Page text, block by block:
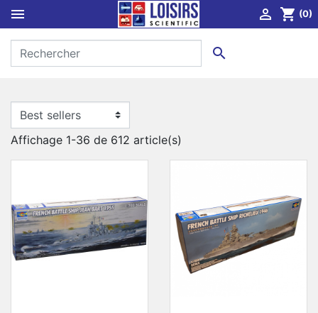
  shopping_cart (0)

Affichage 1-36 de 612 article(s)